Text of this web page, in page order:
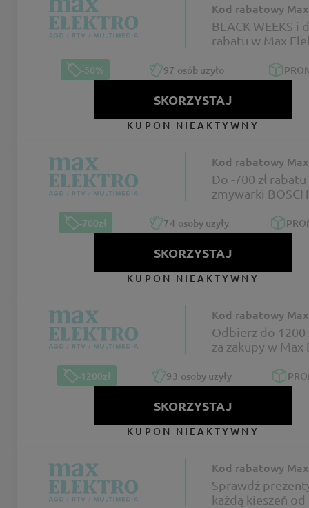
Kod rabatowy
BLACK WEEKS i
rabatu w Max
-50% 97 osób użyło
SKORZYSTAJ
KUPON NIEAKTYWNY
Kod rabatowy
Do -700 zł rabatu
zmywarki
-700zł 74 osoby użyły
SKORZYSTAJ
KUPON NIEAKTYWNY
Kod rabatowy
Odbierz do 1200
za zakupy w Max
-1200zł 93 osoby użyły
SKORZYSTAJ
KUPON NIEAKTYWNY
Kod rabatowy
Sprawdź
każdą kieszeń od